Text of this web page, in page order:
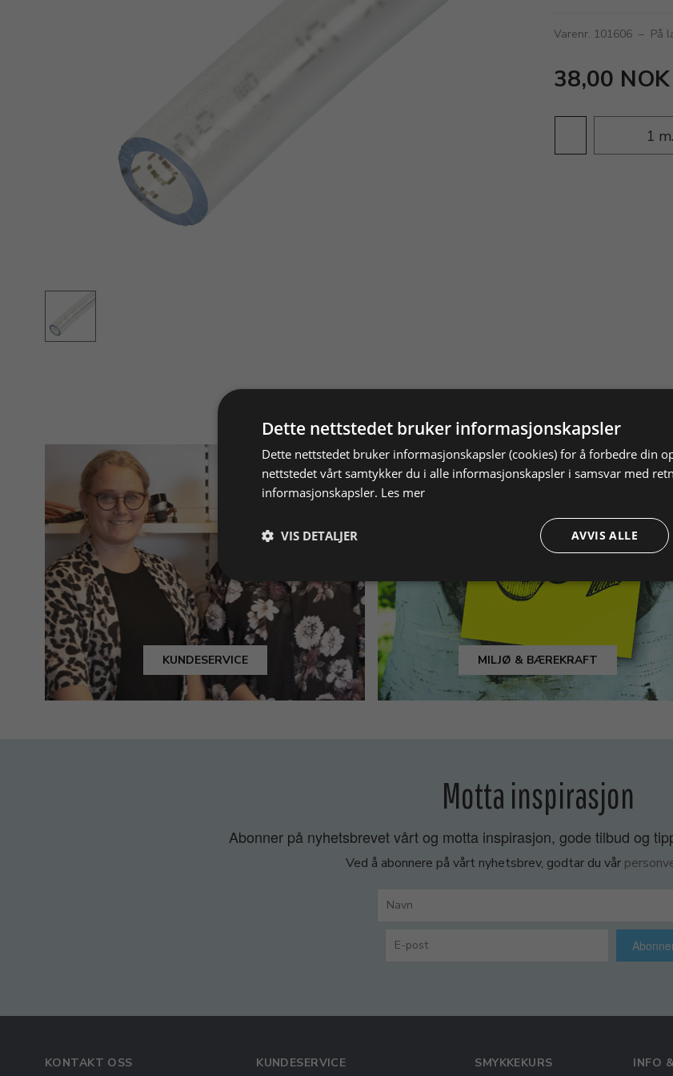
Varenr. 101606 – På
38,00 NOK
m.
KUNDESERVICE MILJØ & BÆREKRAFT
Motta inspirasjon
Abonner på nyhetsbrevet vårt og motta inspirasjon, gode tilbud og
Ved å abonnere på vårt nyhetsbrev, godtar du vår
KONTAKT OSS KUNDESERVICE SMYKKEKURS INFO
Dette nettstedet bruker informasjonskapsler
Dette nettstedet bruker informasjonskapsler (cookies) for å forbedre din
nettstedet vårt samtykker du i alle informasjonskapsler i samsvar med
informasjonskapsler. Les mer
AVVIS ALLE
VIS DETALJER